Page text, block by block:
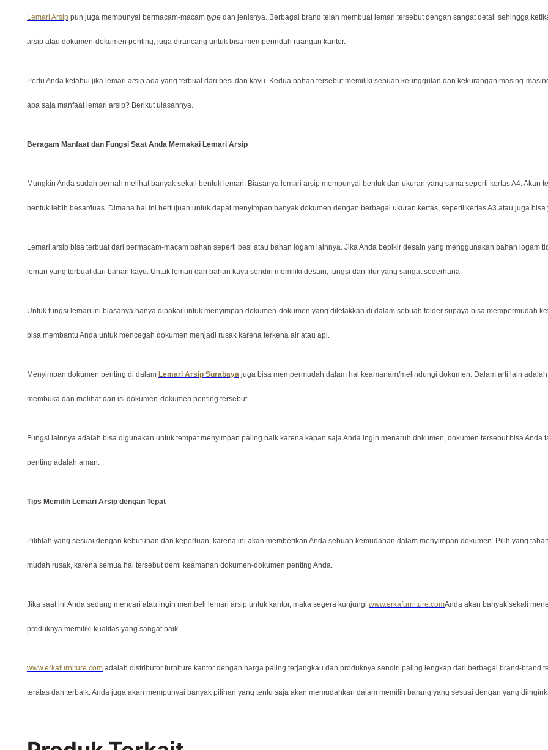
Lemari Arsip pun juga mempunyai bermacam-macam type dan jenisnya. Berbagai brand telah membuat lemari tersebut dengan sangat detail sehingga
arsip atau dokumen-dokumen penting, juga dirancang untuk bisa memperindah ruangan kantor.
Perlu Anda ketahui jika lemari arsip ada yang terbuat dari besi dan kayu. Kedua bahan tersebut memiliki sebuah keunggulan dan kekurangan masing-
apa saja manfaat lemari arsip? Berikut ulasannya.
Beragam Manfaat dan Fungsi Saat Anda Memakai Lemari Arsip
Mungkin Anda sudah pernah melihat banyak sekali bentuk lemari. Biasanya lemari arsip mempunyai bentuk dan ukuran yang sama seperti kertas A4. Akan
bentuk lebih besar/luas. Dimana hal ini bertujuan untuk dapat menyimpan banyak dokumen dengan berbagai ukuran kertas, seperti kertas A3 atau juga
Lemari arsip bisa terbuat dari bermacam-macam bahan seperti besi atau bahan logam lainnya. Jika Anda bepikir desain yang menggunakan bahan logam
lemari yang terbuat dari bahan kayu. Untuk lemari dari bahan kayu sendiri memiliki desain, fungsi dan fitur yang sangat sederhana.
Untuk fungsi lemari ini biasanya hanya dipakai untuk menyimpan dokumen-dokumen yang diletakkan di dalam sebuah folder supaya bisa mempermudah
bisa membantu Anda untuk mencegah dokumen menjadi rusak karena terkena air atau api.
Menyimpan dokumen penting di dalam Lemari Arsip Surabaya juga bisa mempermudah dalam hal keamanam/melindungi dokumen. Dalam arti lain
membuka dan melihat dari isi dokumen-dokumen penting tersebut.
Fungsi lainnya adalah bisa digunakan untuk tempat menyimpan paling baik karena kapan saja Anda ingin menaruh dokumen, dokumen tersebut bisa
penting adalah aman.
Tips Memilih Lemari Arsip dengan Tepat
Pilihlah yang sesuai dengan kebutuhan dan keperluan, karena ini akan memberikan Anda sebuah kemudahan dalam menyimpan dokumen. Pilih yang
mudah rusak, karena semua hal tersebut demi keamanan dokumen-dokumen penting Anda.
Jika saat ini Anda sedang mencari atau ingin membeli lemari arsip untuk kantor, maka segera kunjungi www.erkafurniture.comAnda akan banyak sekali
produknya memiliki kualitas yang sangat baik.
www.erkafurniture.com adalah distributor furniture kantor dengan harga paling terjangkau dan produknya sendiri paling lengkap dari berbagai brand-brand
teratas dan terbaik. Anda juga akan mempunyai banyak pilihan yang tentu saja akan memudahkan dalam memilih barang yang sesuai dengan yang